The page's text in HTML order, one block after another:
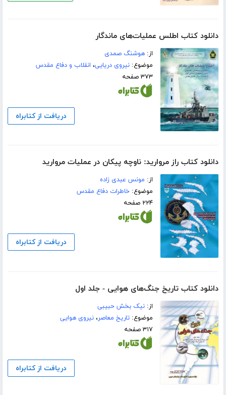
دانلود کتاب اطلس عملیات‌های ماندگار
از:هوشنگ صمدی
موضوع:نیروی دریایی، انقلاب و دفاع مقدس
۳۷۳ صفحه
دریافت از کتابراه
دانلود کتاب راز مروارید: ناوچه پیکان در عملیات مروارید
از: مونس عبدی زاده
موضوع:خاطرات دفاع مقدس
۲۲۴ صفحه
دریافت از کتابراه
دانلود کتاب تاریخ جنگ‌های هوایی - جلد اول
از:نیک بخش حبیبی
موضوع:تاریخ معاصر،نیروی هوایی
۳۱۷ صفحه
دریافت از کتابراه